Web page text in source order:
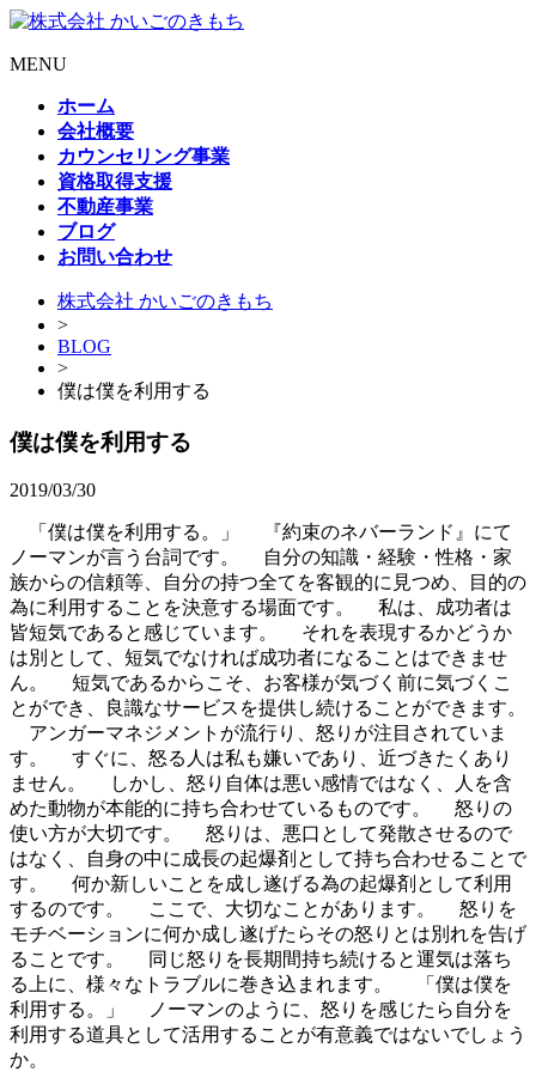
MENU
ホーム
会社概要
カウンセリング事業
資格取得支援
不動産事業
ブログ
お問い合わせ
株式会社 かいごのきもち
>
BLOG
>
僕は僕を利用する
僕は僕を利用する
2019/03/30
「僕は僕を利用する。」 『約束のネバーランド』にて
ノーマンが言う台詞です。 自分の知識・経験・性格・家
族からの信頼等、自分の持つ全てを客観的に見つめ、目的の
為に利用することを決意する場面です。 私は、成功者は
皆短気であると感じています。 それを表現するかどうか
は別として、短気でなければ成功者になることはできませ
ん。 短気であるからこそ、お客様が気づく前に気づくこ
とができ、良識なサービスを提供し続けることができます。
アンガーマネジメントが流行り、怒りが注目されていま
す。 すぐに、怒る人は私も嫌いであり、近づきたくあり
ません。 しかし、怒り自体は悪い感情ではなく、人を含
めた動物が本能的に持ち合わせているものです。 怒りの
使い方が大切です。 怒りは、悪口として発散させるので
はなく、自身の中に成長の起爆剤として持ち合わせることで
す。 何か新しいことを成し遂げる為の起爆剤として利用
するのです。 ここで、大切なことがあります。 怒りを
モチベーションに何か成し遂げたらその怒りとは別れを告げ
ることです。 同じ怒りを長期間持ち続けると運気は落ち
る上に、様々なトラブルに巻き込まれます。 「僕は僕を
利用する。」 ノーマンのように、怒りを感じたら自分を
利用する道具として活用することが有意義ではないでしょう
か。